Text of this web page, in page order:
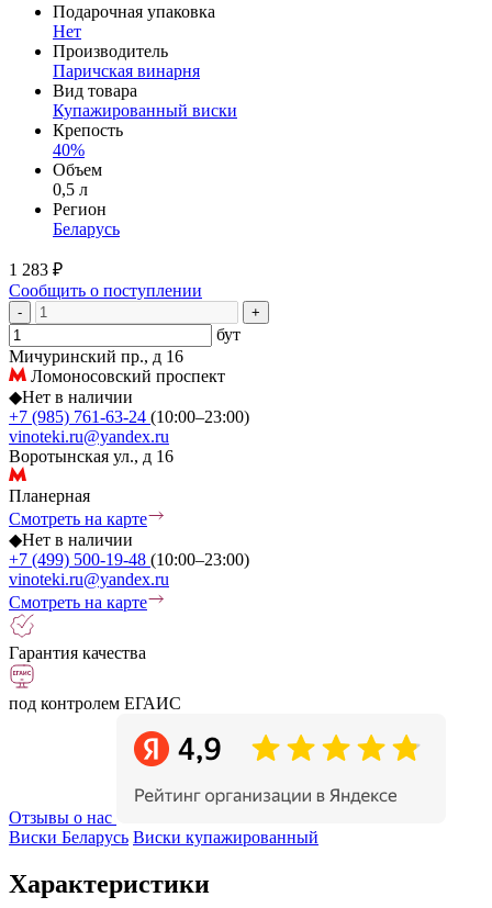
Подарочная упаковка
Нет
Производитель
Паричская винарня
Вид товара
Купажированный виски
Крепость
40%
Объем
0,5 л
Регион
Беларусь
1 283 ₽
Сообщить о поступлении
- +
бут
Мичуринский пр., д 16
Ломоносовский проспект
◆Нет в наличии
+7 (985) 761-63-24 (10:00–23:00)
vinoteki.ru@yandex.ru
Воротынская ул., д 16
Планерная
Смотреть на карте
◆Нет в наличии
+7 (499) 500-19-48 (10:00–23:00)
vinoteki.ru@yandex.ru
Смотреть на карте
Гарантия качества
под контролем ЕГАИС
Отзывы о нас
Виски Беларусь Виски купажированный
Характеристики